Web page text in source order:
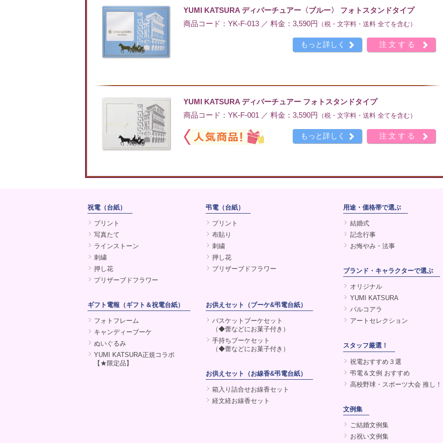
YUMI KATSURA ディパーチュアー〈ブルー〉 フォトスタンドタイプ
商品コード：YK-F-013 ／ 料金：3,590円
（税・文字料・送料 全てを含む）
もっと詳しく 注文する
YUMI KATSURA ディパーチュアー フォトスタンドタイプ
商品コード：YK-F-001 ／ 料金：3,590円
（税・文字料・送料 全てを含む）
もっと詳しく 注文する
祝電（台紙）
プリント
写真たて
ラインストーン
刺繍
押し花
プリザーブドフラワー
ギフト電報（ギフト＆祝電台紙）
フォトフレーム
キャンディーブーケ
ぬいぐるみ
YUMI KATSURA正規コラボ
【★限定品】
弔電（台紙）
プリント
布貼り
刺繍
押し花
プリザーブドフラワー
お供えセット（ブーケ&弔電台紙）
バスケットブーケセット
（◆蕾などにお菓子付き）
手持ちブーケセット
（◆蕾などにお菓子付き）
お供えセット（お線香&弔電台紙）
箱入り詰合せお線香セット
経文経お線香セット
用途・価格帯で選ぶ
結婚式
記念行事
お悔やみ・法事
ブランド・キャラクターで選ぶ
オリジナル
YUMI KATSURA
パルコアラ
アートセレクション
スタッフ厳選！
祝電おすすめ３選
弔電＆文例 おすすめ
高校野球・スポーツ大会 推し！
文例集
ご結婚文例集
お祝い文例集